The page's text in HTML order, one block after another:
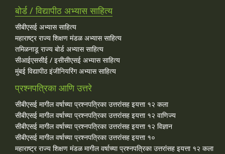
बोर्ड / विद्यापीठ अभ्यास साहित्य
सीबीएसई अभ्यास साहित्य
महाराष्ट्र राज्य शिक्षण मंडळ अभ्यास साहित्य
तमिळनाडू राज्य बोर्ड अभ्यास साहित्य
सीआईएससीई / इसीसीएसई अभ्यास साहित्य
मुंबई विद्यापीठ इंजीनियरिंग अभ्यास साहित्य
प्रश्नपत्रिका आणि उत्तरे
सीबीएसई मागील वर्षाच्या प्रश्‍नपत्रिका उत्तरांसह इयत्ता १२ कला
सीबीएसई मागील वर्षाच्या प्रश्‍नपत्रिका उत्तरांसह इयत्ता १२ वाणिज्य
सीबीएसई मागील वर्षाच्या प्रश्‍नपत्रिका उत्तरांसह इयत्ता १२ विज्ञान
सीबीएसई मागील वर्षाच्या प्रश्‍नपत्रिका उत्तरांसह इयत्ता १०
महाराष्ट्र राज्य शिक्षण मंडळ मागील वर्षाच्या प्रश्‍नपत्रिका उत्तरांसह इयत्ता १२ कला